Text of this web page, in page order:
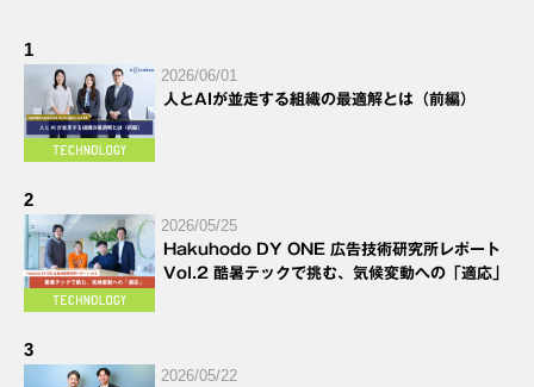
1
2026/06/01
人とAIが並走する組織の最適解とは（前編）
2
2026/05/25
Hakuhodo DY ONE 広告技術研究所レポート
Vol.2 酷暑テックで挑む、気候変動への「適応」
3
2026/05/22